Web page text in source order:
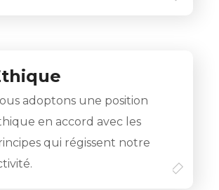
adoptons une position
en accord avec les
qui régissent notre